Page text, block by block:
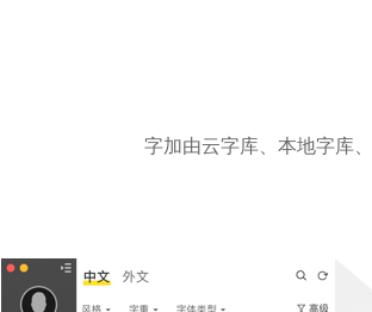
字加由云字库、本地字库